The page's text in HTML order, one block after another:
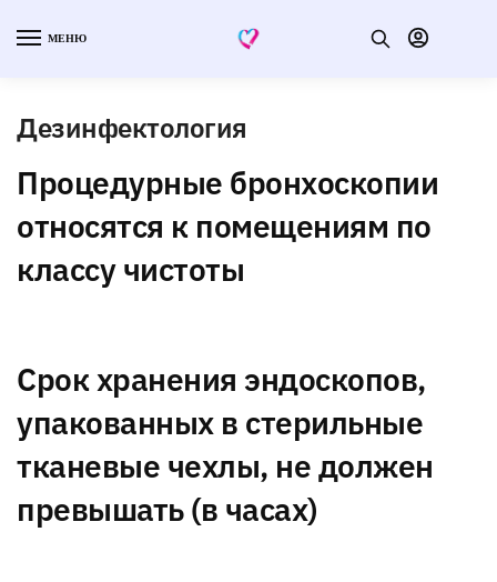
МЕНЮ
Дезинфектология
Процедурные бронхоскопии
относятся к помещениям по
классу чистоты
Срок хранения эндоскопов,
упакованных в стерильные
тканевые чехлы, не должен
превышать (в часах)